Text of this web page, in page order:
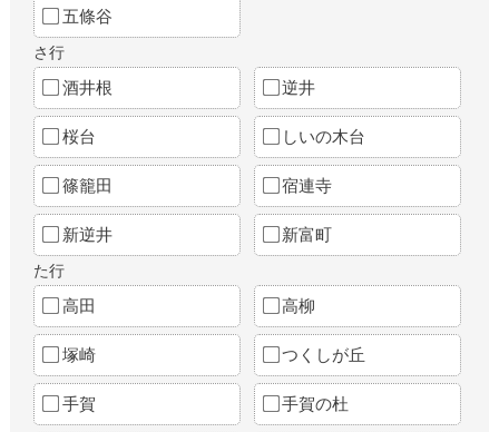
五條谷
さ行
酒井根 逆井
桜台 しいの木台
篠籠田 宿連寺
新逆井 新富町
た行
高田 高柳
塚崎 つくしが丘
手賀 手賀の杜